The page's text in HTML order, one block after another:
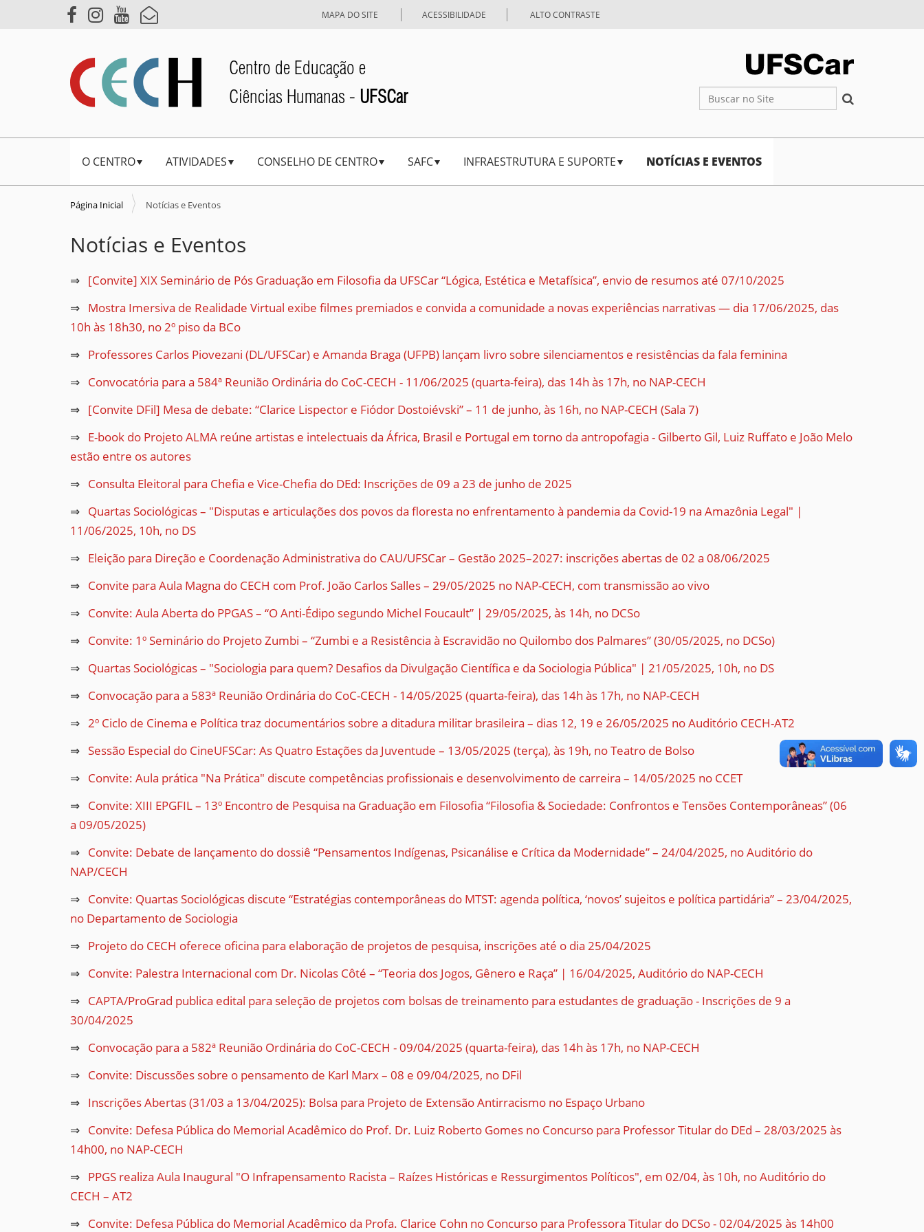
Centro de Educação e
Ciências Humanas - UFSCar Busca
MAPA DO SITE ACESSIBILIDADE ALTO CONTRASTE
v
O CENTRO ATIVIDADES CONSELHO DE CENTRO SAFC INFRAESTRUTURA E SUPORTE NOTÍCIAS E EVENTOS
Página Inicial Notícias e Eventos
Notícias e Eventos
[Convite] XIX Seminário de Pós Graduação em Filosofia da UFSCar “Lógica, Estética e Metafísica”, envio de resumos até 07/10/2025
Mostra Imersiva de Realidade Virtual exibe filmes premiados e convida a comunidade a novas experiências narrativas — dia 17/06/2025, das
10h às 18h30, no 2º piso da BCo
Professores Carlos Piovezani (DL/UFSCar) e Amanda Braga (UFPB) lançam livro sobre silenciamentos e resistências da fala feminina
Convocatória para a 584ª Reunião Ordinária do CoC-CECH - 11/06/2025 (quarta-feira), das 14h às 17h, no NAP-CECH
[Convite DFil] Mesa de debate: “Clarice Lispector e Fiódor Dostoiévski” – 11 de junho, às 16h, no NAP-CECH (Sala 7)
E-book do Projeto ALMA reúne artistas e intelectuais da África, Brasil e Portugal em torno da antropofagia - Gilberto Gil, Luiz Ruffato e João Melo
estão entre os autores
Consulta Eleitoral para Chefia e Vice-Chefia do DEd: Inscrições de 09 a 23 de junho de 2025
Quartas Sociológicas – "Disputas e articulações dos povos da floresta no enfrentamento à pandemia da Covid-19 na Amazônia Legal" |
11/06/2025, 10h, no DS
Eleição para Direção e Coordenação Administrativa do CAU/UFSCar – Gestão 2025–2027: inscrições abertas de 02 a 08/06/2025
Convite para Aula Magna do CECH com Prof. João Carlos Salles – 29/05/2025 no NAP-CECH, com transmissão ao vivo
Convite: Aula Aberta do PPGAS – “O Anti-Édipo segundo Michel Foucault” | 29/05/2025, às 14h, no DCSo
Convite: 1º Seminário do Projeto Zumbi – “Zumbi e a Resistência à Escravidão no Quilombo dos Palmares” (30/05/2025, no DCSo)
Quartas Sociológicas – "Sociologia para quem? Desafios da Divulgação Científica e da Sociologia Pública" | 21/05/2025, 10h, no DS
Convocação para a 583ª Reunião Ordinária do CoC-CECH - 14/05/2025 (quarta-feira), das 14h às 17h, no NAP-CECH
2º Ciclo de Cinema e Política traz documentários sobre a ditadura militar brasileira – dias 12, 19 e 26/05/2025 no Auditório CECH-AT2
Sessão Especial do CineUFSCar: As Quatro Estações da Juventude – 13/05/2025 (terça), às 19h, no Teatro de Bolso
Convite: Aula prática "Na Prática" discute competências profissionais e desenvolvimento de carreira – 14/05/2025 no CCET
Convite: XIII EPGFIL – 13º Encontro de Pesquisa na Graduação em Filosofia “Filosofia & Sociedade: Confrontos e Tensões Contemporâneas” (06
a 09/05/2025)
Convite: Debate de lançamento do dossiê “Pensamentos Indígenas, Psicanálise e Crítica da Modernidade” – 24/04/2025, no Auditório do
NAP/CECH
Convite: Quartas Sociológicas discute “Estratégias contemporâneas do MTST: agenda política, ‘novos’ sujeitos e política partidária” – 23/04/2025,
no Departamento de Sociologia
Projeto do CECH oferece oficina para elaboração de projetos de pesquisa, inscrições até o dia 25/04/2025
Convite: Palestra Internacional com Dr. Nicolas Côté – “Teoria dos Jogos, Gênero e Raça” | 16/04/2025, Auditório do NAP-CECH
CAPTA/ProGrad publica edital para seleção de projetos com bolsas de treinamento para estudantes de graduação - Inscrições de 9 a
30/04/2025
Convocação para a 582ª Reunião Ordinária do CoC-CECH - 09/04/2025 (quarta-feira), das 14h às 17h, no NAP-CECH
Convite: Discussões sobre o pensamento de Karl Marx – 08 e 09/04/2025, no DFil
Inscrições Abertas (31/03 a 13/04/2025): Bolsa para Projeto de Extensão Antirracismo no Espaço Urbano
Convite: Defesa Pública do Memorial Acadêmico do Prof. Dr. Luiz Roberto Gomes no Concurso para Professor Titular do DEd – 28/03/2025 às
14h00, no NAP-CECH
PPGS realiza Aula Inaugural "O Infrapensamento Racista – Raízes Históricas e Ressurgimentos Políticos", em 02/04, às 10h, no Auditório do
CECH – AT2
Convite: Defesa Pública do Memorial Acadêmico da Profa. Clarice Cohn no Concurso para Professora Titular do DCSo - 02/04/2025 às 14h00